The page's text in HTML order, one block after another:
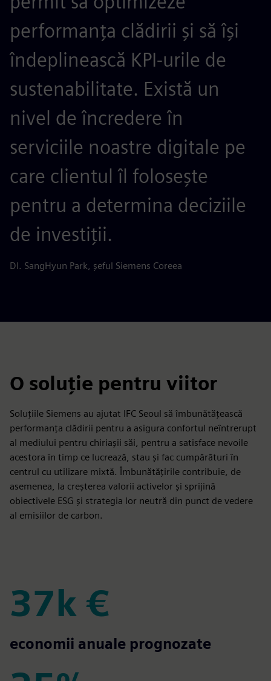
performanța clădirii și să își
îndeplinească KPI-urile de
sustenabilitate. Există un
nivel de încredere în
serviciile noastre digitale pe
care clientul îl folosește
pentru a determina deciziile
de investiții.
Dl. SangHyun Park, șeful Siemens Coreea
O soluție pentru viitor
Soluțiile Siemens au ajutat IFC Seoul să îmbunătățească
performanța clădirii pentru a asigura confortul neîntrerupt
al mediului pentru chiriașii săi, pentru a satisface nevoile
acestora în timp ce lucrează, stau și fac cumpărături în
centrul cu utilizare mixtă. Îmbunătățirile contribuie, de
asemenea, la creșterea valorii activelor și sprijină
obiectivele ESG și strategia lor neutră din punct de vedere
al emisiilor de carbon.
37k €
37k €
economii anuale prognozate